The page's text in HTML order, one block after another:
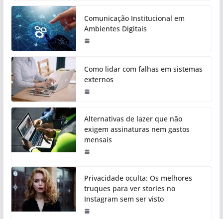
Comunicação Institucional em
Ambientes Digitais
Como lidar com falhas em sistemas
externos
Alternativas de lazer que não
exigem assinaturas nem gastos
mensais
Privacidade oculta: Os melhores
truques para ver stories no
Instagram sem ser visto